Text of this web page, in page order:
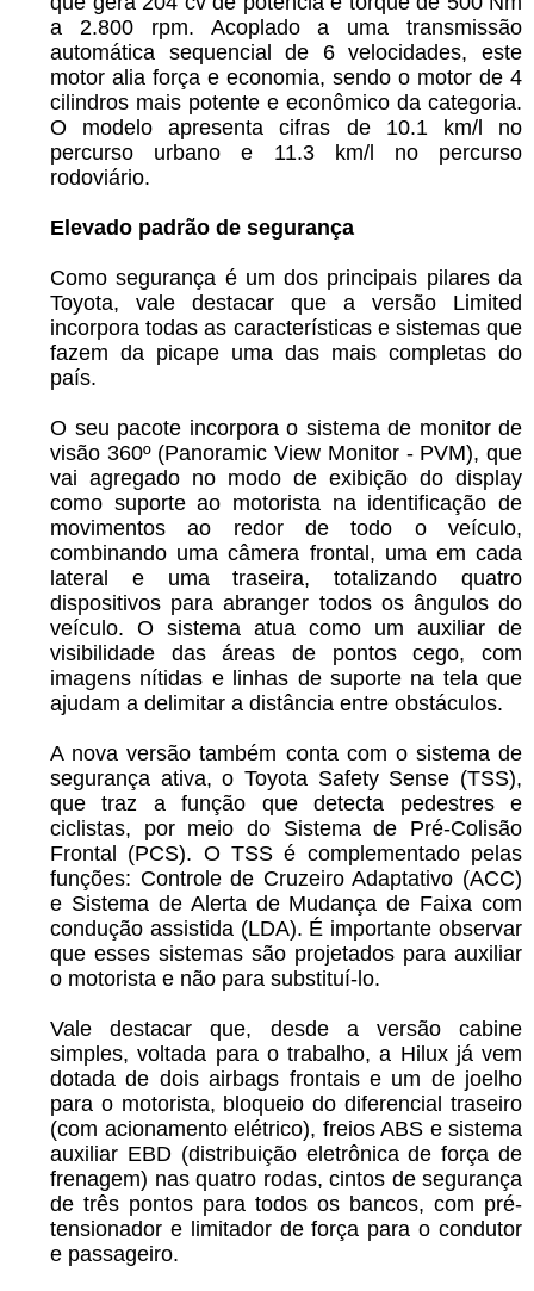
a 2.800 rpm. Acoplado a uma transmissão
automática sequencial de 6 velocidades, este
motor alia força e economia, sendo o motor de 4
cilindros mais potente e econômico da categoria.
O modelo apresenta cifras de 10.1 km/l no
percurso urbano e 11.3 km/l no percurso
rodoviário.
Elevado padrão de segurança
Como segurança é um dos principais pilares da
Toyota, vale destacar que a versão Limited
incorpora todas as características e sistemas que
fazem da picape uma das mais completas do
país.
O seu pacote incorpora o sistema de monitor de
visão 360º (Panoramic View Monitor - PVM), que
vai agregado no modo de exibição do display
como suporte ao motorista na identificação de
movimentos ao redor de todo o veículo,
combinando uma câmera frontal, uma em cada
lateral e uma traseira, totalizando quatro
dispositivos para abranger todos os ângulos do
veículo. O sistema atua como um auxiliar de
visibilidade das áreas de pontos cego, com
imagens nítidas e linhas de suporte na tela que
ajudam a delimitar a distância entre obstáculos.
A nova versão também conta com o sistema de
segurança ativa, o Toyota Safety Sense (TSS),
que traz a função que detecta pedestres e
ciclistas, por meio do Sistema de Pré-Colisão
Frontal (PCS). O TSS é complementado pelas
funções: Controle de Cruzeiro Adaptativo (ACC)
e Sistema de Alerta de Mudança de Faixa com
condução assistida (LDA). É importante observar
que esses sistemas são projetados para auxiliar
o motorista e não para substituí-lo.
Vale destacar que, desde a versão cabine
simples, voltada para o trabalho, a Hilux já vem
dotada de dois airbags frontais e um de joelho
para o motorista, bloqueio do diferencial traseiro
(com acionamento elétrico), freios ABS e sistema
auxiliar EBD (distribuição eletrônica de força de
frenagem) nas quatro rodas, cintos de segurança
de três pontos para todos os bancos, com pré-
tensionador e limitador de força para o condutor
e passageiro.